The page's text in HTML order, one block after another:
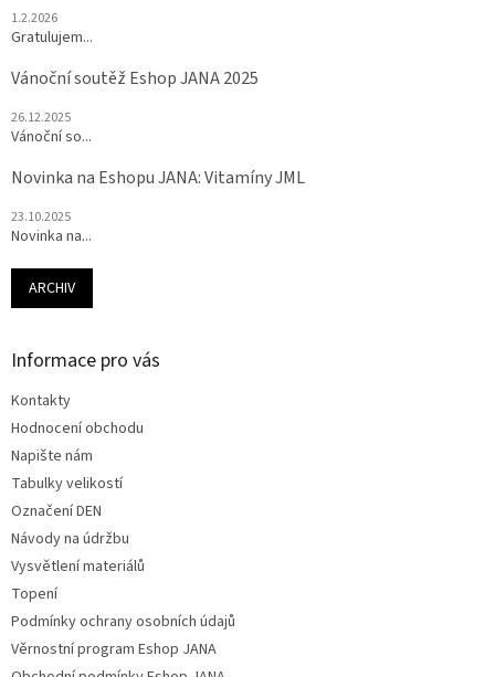
1.2.2026
Gratulujem...
Vánoční soutěž Eshop JANA 2025
26.12.2025
Vánoční so...
Novinka na Eshopu JANA: Vitamíny JML
23.10.2025
Novinka na...
ARCHIV
Informace pro vás
Kontakty
Hodnocení obchodu
Napište nám
Tabulky velikostí
Označení DEN
Návody na údržbu
Vysvětlení materiálů
Topení
Podmínky ochrany osobních údajů
Věrnostní program Eshop JANA